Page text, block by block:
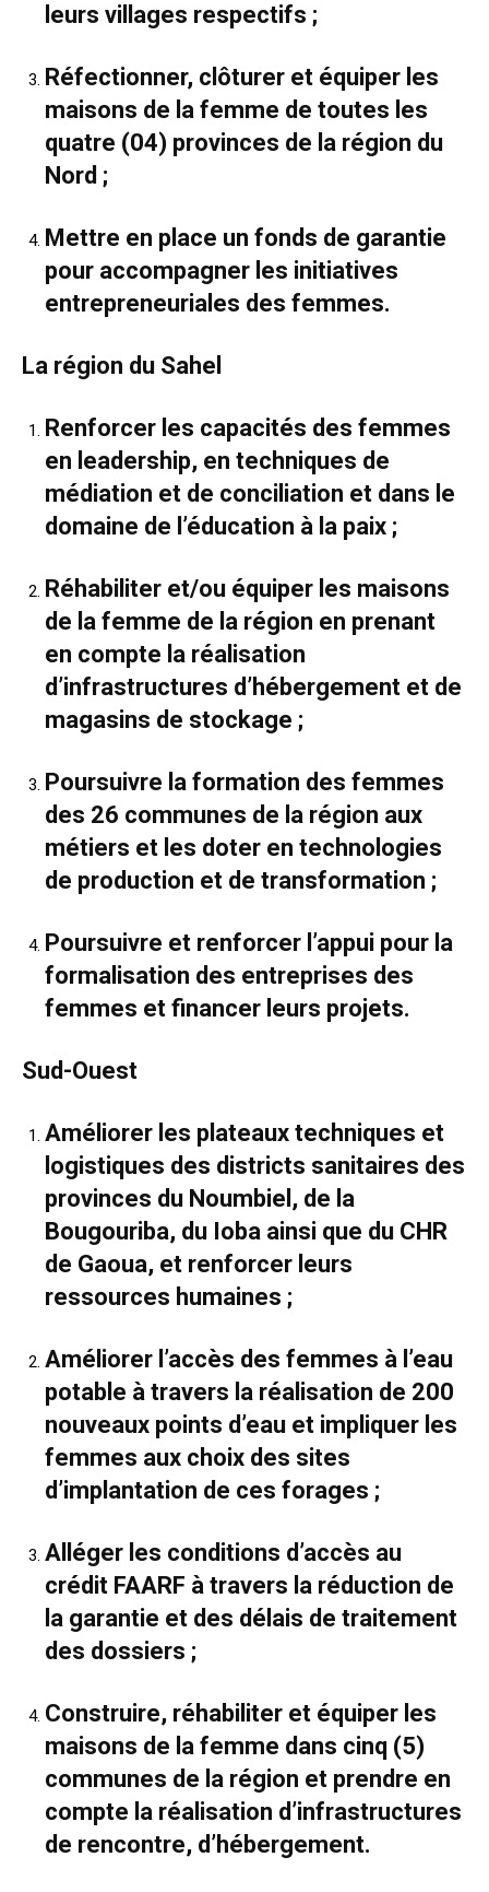
leurs villages respectifs ;
Réfectionner, clôturer et équiper les
maisons de la femme de toutes les
quatre (04) provinces de la région du
Nord ;
Mettre en place un fonds de garantie
pour accompagner les initiatives
entrepreneuriales des femmes.
La région du Sahel
Renforcer les capacités des femmes
en leadership, en techniques de
médiation et de conciliation et dans le
domaine de l’éducation à la paix ;
Réhabiliter et/ou équiper les maisons
de la femme de la région en prenant
en compte la réalisation
d’infrastructures d’hébergement et de
magasins de stockage ;
Poursuivre la formation des femmes
des 26 communes de la région aux
métiers et les doter en technologies
de production et de transformation ;
Poursuivre et renforcer l’appui pour la
formalisation des entreprises des
femmes et financer leurs projets.
Sud-Ouest
Améliorer les plateaux techniques et
logistiques des districts sanitaires des
provinces du Noumbiel, de la
Bougouriba, du Ioba ainsi que du CHR
de Gaoua, et renforcer leurs
ressources humaines ;
Améliorer l’accès des femmes à l’eau
potable à travers la réalisation de 200
nouveaux points d’eau et impliquer les
femmes aux choix des sites
d’implantation de ces forages ;
Alléger les conditions d’accès au
crédit FAARF à travers la réduction de
la garantie et des délais de traitement
des dossiers ;
Construire, réhabiliter et équiper les
maisons de la femme dans cinq (5)
communes de la région et prendre en
compte la réalisation d’infrastructures
de rencontre, d’hébergement.